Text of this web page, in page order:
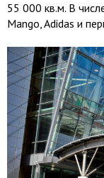
55 000 кв.м. В
Mango, Adidas и